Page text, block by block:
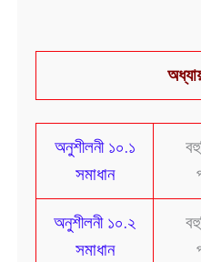
অনুশীলনী ১০.১
সমাধান
অনুশীলনী ১০.২
সমাধান